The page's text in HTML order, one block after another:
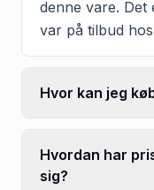
denne vare. Det
var på tilbud
Hvor kan jeg
Hvordan har
sig?